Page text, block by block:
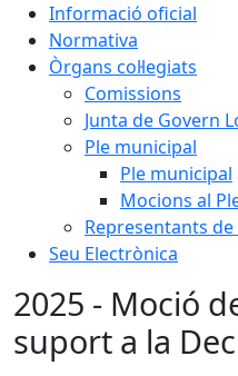
Informació oficial
Normativa
Òrgans col·legiats
Comissions
Junta de Govern
Ple municipal
Ple municipal
Mocions al
Representants
Seu Electrònica
2025 - Moció
suport a la